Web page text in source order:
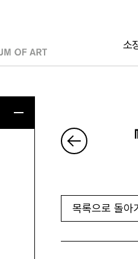
소
목록으로 돌아